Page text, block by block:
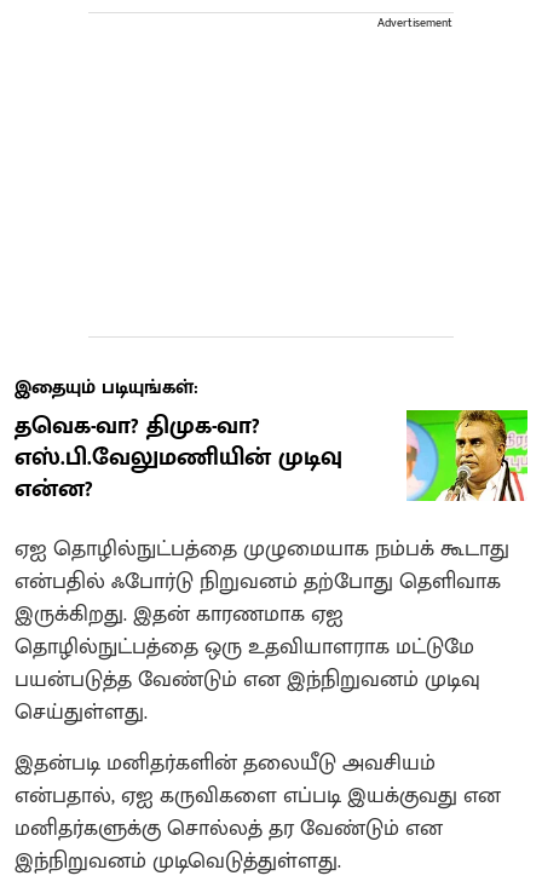
Advertisement
இதையும் படியுங்கள்:
தவெக-வா? திமுக-வா?
எஸ்.பி.வேலுமணியின் முடிவு
என்ன?
ஏஐ தொழில்நுட்பத்தை முழுமையாக நம்பக் கூடாது
என்பதில் ஃபோர்டு நிறுவனம் தற்போது தெளிவாக
இருக்கிறது. இதன் காரணமாக ஏஐ
தொழில்நுட்பத்தை ஒரு உதவியாளராக மட்டுமே
பயன்படுத்த வேண்டும் என இந்நிறுவனம் முடிவு
செய்துள்ளது.
இதன்படி மனிதர்களின் தலையீடு அவசியம்
என்பதால், ஏஐ கருவிகளை எப்படி இயக்குவது என
மனிதர்களுக்கு சொல்லத் தர வேண்டும் என
இந்நிறுவனம் முடிவெடுத்துள்ளது.